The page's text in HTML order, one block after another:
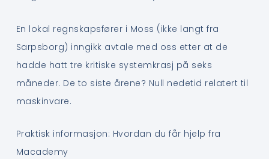
En lokal regnskapsfører i Moss (ikke langt fra
Sarpsborg) inngikk avtale med oss etter at de
hadde hatt tre kritiske systemkrasj på seks
måneder. De to siste årene? Null nedetid relatert til
maskinvare.
Praktisk informasjon: Hvordan du får hjelp fra
Macademy